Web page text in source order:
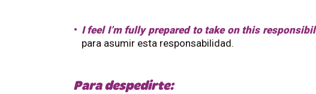
I feel I’m fully prepared to take on this
para asumir esta responsabilidad.
Para despedirte: